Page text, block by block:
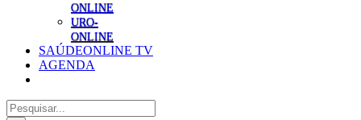
ONLINE
URO-
ONLINE
SAÚDEONLINE TV
AGENDA
Pesquisar